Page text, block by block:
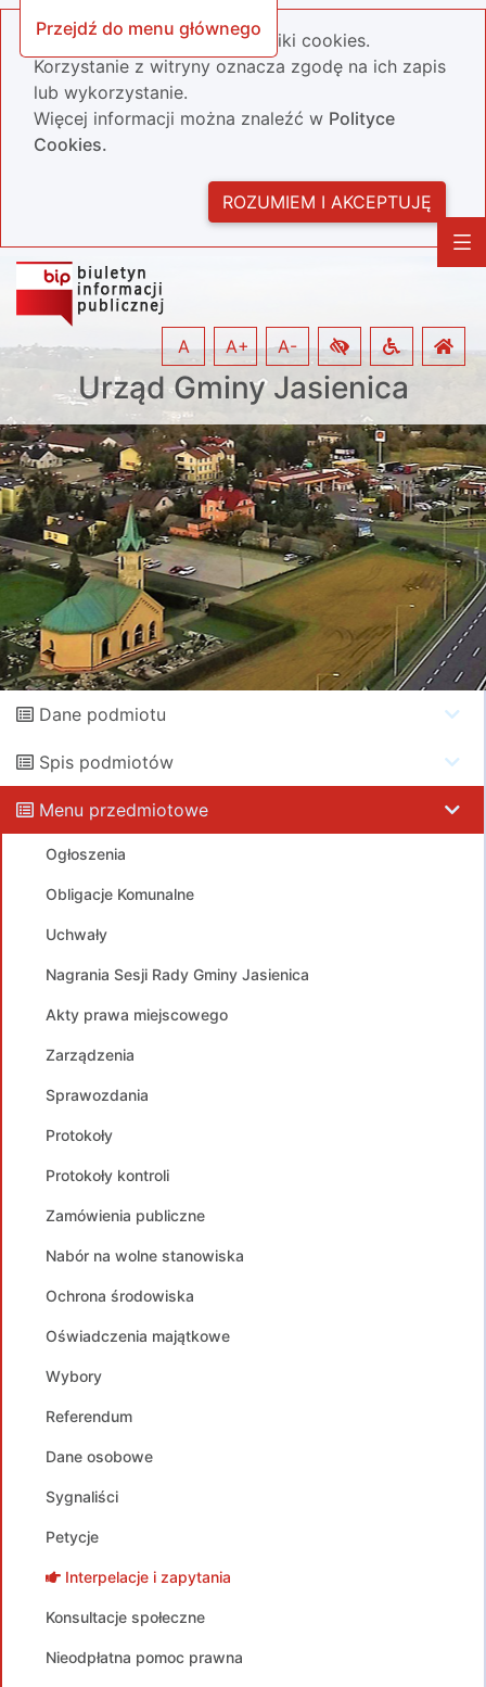
Przejdź do menu głównego
Nasza strona wykorzystuje pliki cookies.
Korzystanie z witryny oznacza zgodę na ich zapis
lub wykorzystanie.
Więcej informacji można znaleźć w Polityce
Cookies.
ROZUMIEM I AKCEPTUJĘ
Urząd Gminy Jasienica
A A+ A-
Dane podmiotu
Spis podmiotów
Menu przedmiotowe
Ogłoszenia
Obligacje Komunalne
Uchwały
Nagrania Sesji Rady Gminy Jasienica
Akty prawa miejscowego
Zarządzenia
Sprawozdania
Protokoły
Protokoły kontroli
Zamówienia publiczne
Nabór na wolne stanowiska
Ochrona środowiska
Oświadczenia majątkowe
Wybory
Referendum
Dane osobowe
Sygnaliści
Petycje
Interpelacje i zapytania
Konsultacje społeczne
Nieodpłatna pomoc prawna